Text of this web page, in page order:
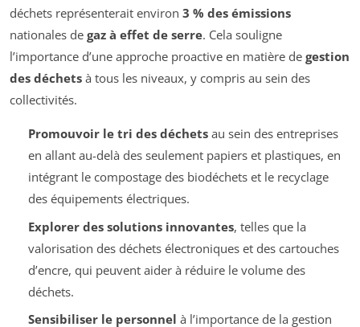
déchets représenterait environ 3 % des émissions
nationales de gaz à effet de serre. Cela souligne
l’importance d’une approche proactive en matière de gestion
des déchets à tous les niveaux, y compris au sein des
collectivités.
Promouvoir le tri des déchetsau sein des entreprises
en allant au-delà des seulement papiers et plastiques, en
intégrant le compostage des biodéchets et le recyclage
des équipements électriques.
Explorer des solutions innovantes, telles que la
valorisation des déchets électroniques et des cartouches
d’encre, qui peuvent aider à réduire le volume des
déchets.
Sensibiliser le personnel à l’importance de la gestion